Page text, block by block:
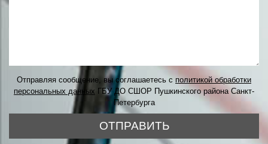
Отправляя сообщение, вы соглашаетесь с политикой обработки
персональных данных ГБУ ДО СШОР Пушкинского района Санкт-
Петербурга
ОТПРАВИТЬ